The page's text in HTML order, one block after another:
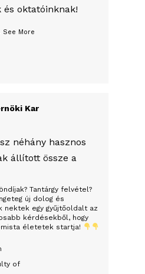
és oktatóinknak!
See More
Kar
néhány hasznos
állított össze a
Tantárgy felvétel?
új dolog és
nektek egy gyűjtőoldalt az
kérdésekből, hogy
életetek startja!
of